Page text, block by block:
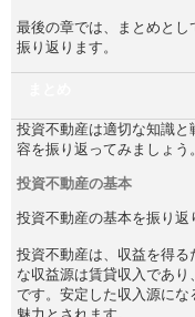
最後の章では、まとめと
振り返ります。
投資不動産は適切な知識
容を振り返ってみましょう。
投資不動産の基本
投資不動産の基本を振り返
投資不動産は、収益を得
な収益源は賃貸収入であ
です。安定した収入源に